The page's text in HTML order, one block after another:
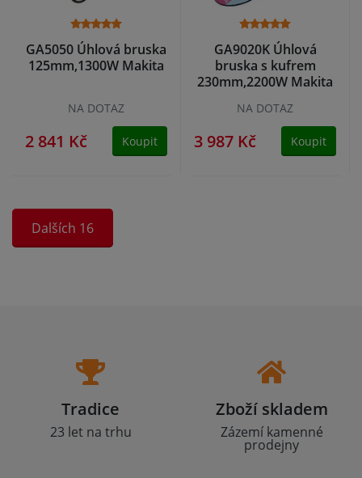
GA5050 Úhlová bruska
125mm,1300W Makita
NA DOTAZ
2 841 Kč Koupit
GA9020K Úhlová
bruska s kufrem
230mm,2200W Makita
NA DOTAZ
3 987 Kč Koupit
Dalších 16
Tradice
23 let na trhu
Zboží skladem
Zázemí kamenné
prodejny